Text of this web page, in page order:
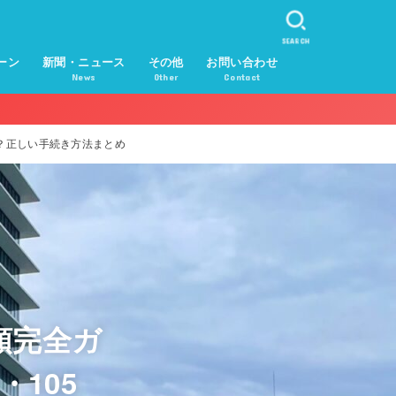
ン 新聞・ニュース
News
その他
Other
お問い合わせ
Contact
SEARCH
正しい手続き方法まとめ
完全ガ
105